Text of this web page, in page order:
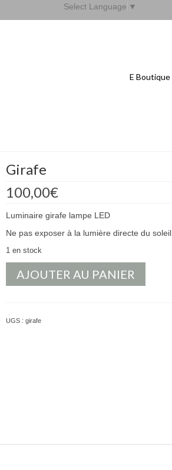
Select Language ▼
E Boutique
Girafe
100,00€
Luminaire girafe lampe LED
Ne pas exposer à la lumière directe du soleil.
1 en stock
AJOUTER AU PANIER
UGS : girafe